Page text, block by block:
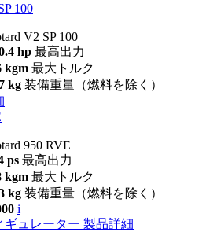
100
V2 SP 100
hp 最高出力
kgm 最大トルク
kg 装備重量（燃料を除く）
950 RVE
ps 最高出力
kgm 最大トルク
kg 装備重量（燃料を除く）
i
ギュレーター 製品詳細